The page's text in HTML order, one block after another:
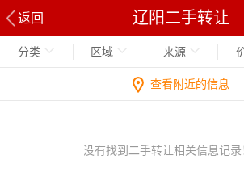
返回 辽阳二手转让
分类 区域 来源
查看附近的信息
没有找到二手转让相关信息记录